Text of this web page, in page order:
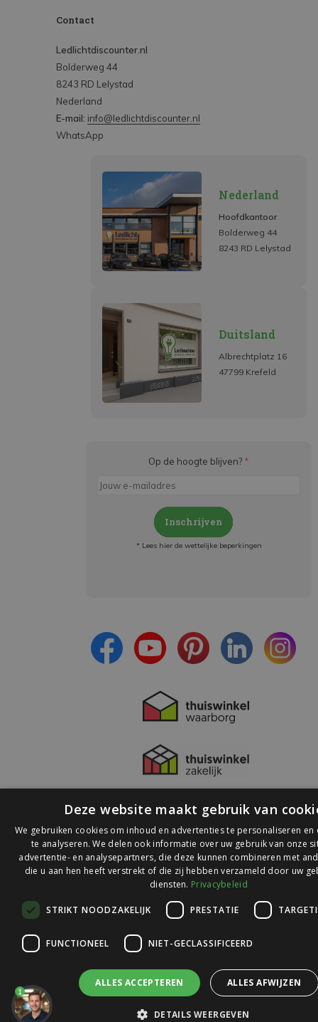
Contact
Ledlichtdiscounter.nl
Bolderweg 44
8243 RD Lelystad
Nederland
E-mail: info@ledlichtdiscounter.nl
WhatsApp
Nederland
Hoofdkantoor
Bolderweg 44
8243 RD Lelystad
Duitsland
Albrechtplatz 16
47799 Krefeld
Op de hoogte blijven? *
Inschrijven
* Lees hier de wettelijke beperkingen
© 2026 Ledlichtdiscounter.nl
op
Webwinkelkeur
1
Deze website maakt gebruik van
We gebruiken cookies om inhoud en advertenties te personaliseren en
te analyseren. We delen ook informatie over uw gebruik van onze
advertentie- en analysepartners, die deze kunnen combineren met
die u aan hen heeft verstrekt of die zij hebben verzameld door uw
diensten. Privacybeleid
STRIKT NOODZAKELIJK PRESTATIE
FUNCTIONEEL NIET-GECLASSIFICEERD
ALLES ACCEPTEREN ALLES AFWIJZEN
DETAILS WEERGEVEN